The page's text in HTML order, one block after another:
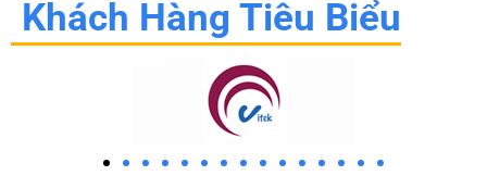
Khách Hàng Tiêu Biểu